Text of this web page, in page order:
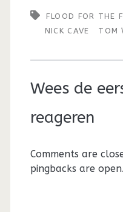
FLOOD FOR THE
NICK CAVE
TOM
Wees de
reageren
Comments are
pingbacks are open.